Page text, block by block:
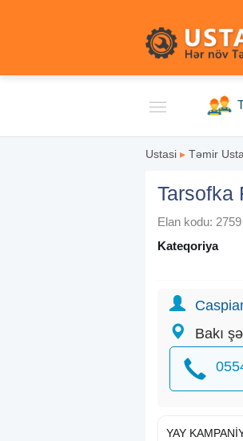
Ustasi ▸ Təmir
Tarsofka
Elan kodu: 2759
Kateqoriya
Bakı
YAY